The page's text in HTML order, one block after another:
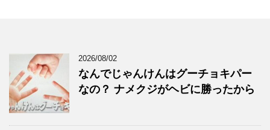
2026/08/02
なんでじゃんけんはグーチョキパー
なの？ ナメクジがヘビに勝ったから